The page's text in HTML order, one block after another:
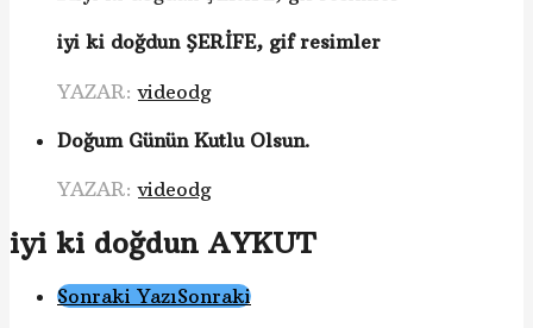
iyi ki doğdun ŞERİFE, gif resimler
YAZAR: videodg
Doğum Günün Kutlu Olsun.
YAZAR: videodg
iyi ki doğdun AYKUT
Gönderi
Sonraki YazıSonraki